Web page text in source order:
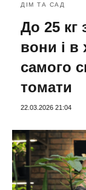
ДІМ ТА САД
До 25 кг
вони і в
самого
томати
22.03.2026 21:04